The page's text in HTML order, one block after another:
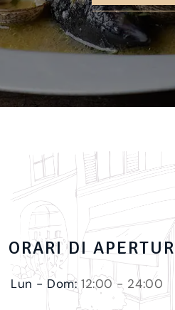
ORARI DI
Lun - Dom:12:00 - 24:00